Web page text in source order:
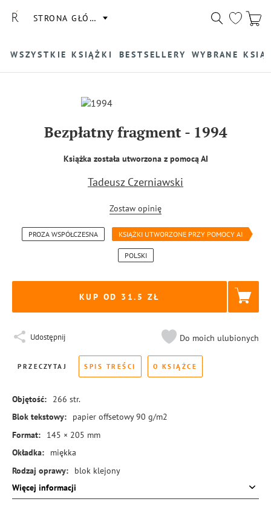
STRONA GŁÓWNA
WSZYSTKIE KSIĄŻKI BESTSELLERY WYBRANE
Bezpłatny fragment- 1994
Książka została utworzona z pomocą AI
Tadeusz Czerniawski
Zostaw opinię
PROZA WSPÓŁCZESNA KSIĄŻKI UTWORZONE PRZY POMOCY AI
POLSKI
KUP OD 31.5
Udostępnij Do moich ulubionych
PRZECZYTAJ SPIS TREŚCI O KSIĄŻCE
Objętość: 266 str.
Blok tekstowy:
papier offsetowy 90 g/m2
Format:
145 × 205 mm
Okładka:
miękka
Rodzaj oprawy:
blok klejony
ISBN:
978-83-8455-143-1
Więcej informacji